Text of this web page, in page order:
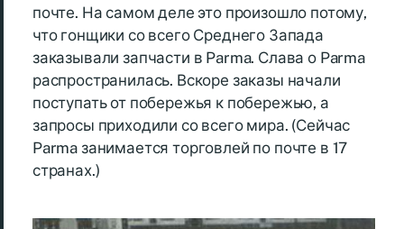
почте. На самом деле это произошло потому,
что гонщики со всего Среднего Запада
заказывали запчасти в Parma. Слава о Parma
распространилась. Вскоре заказы начали
поступать от побережья к побережью, а
запросы приходили со всего мира. (Сейчас
Parma занимается торговлей по почте в 17
странах.)